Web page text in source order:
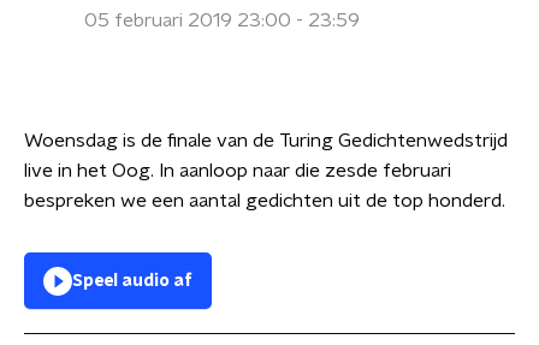
05 februari 2019 23:00 - 23:59
Woensdag is de finale van de Turing Gedichtenwedstrijd
live in het Oog. In aanloop naar die zesde februari
bespreken we een aantal gedichten uit de top honderd.
Speel audio af